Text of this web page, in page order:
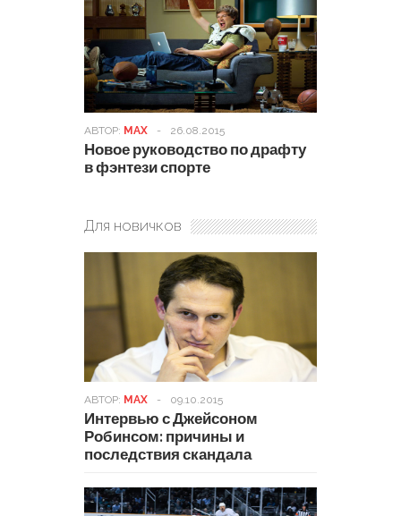
АВТОР: MAX - 26.08.2015
Новое руководство по драфту
в фэнтези спорте
Для новичков
АВТОР: MAX - 09.10.2015
Интервью с Джейсоном
Робинсом: причины и
последствия скандала